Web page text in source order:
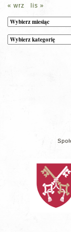
« wrz
lis »
Archiwum
Kategorie
wpisów